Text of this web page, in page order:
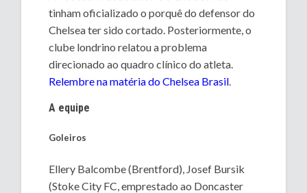
tinham oficializado o porquê do defensor do
Chelsea ter sido cortado. Posteriormente, o
clube londrino relatou a problema
direcionado ao quadro clínico do atleta.
Relembre na matéria do Chelsea Brasil
A equipe
Goleiros
Ellery Balcombe (Brentford), Josef Bursik
(Stoke City FC, emprestado ao Doncaster